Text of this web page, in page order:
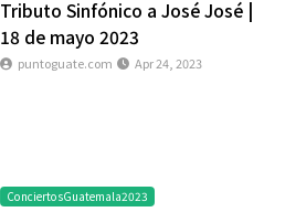
Tributo Sinfónico a José José |
18 de mayo 2023
puntoguate.com Apr 24, 2023
ConciertosGuatemala2023